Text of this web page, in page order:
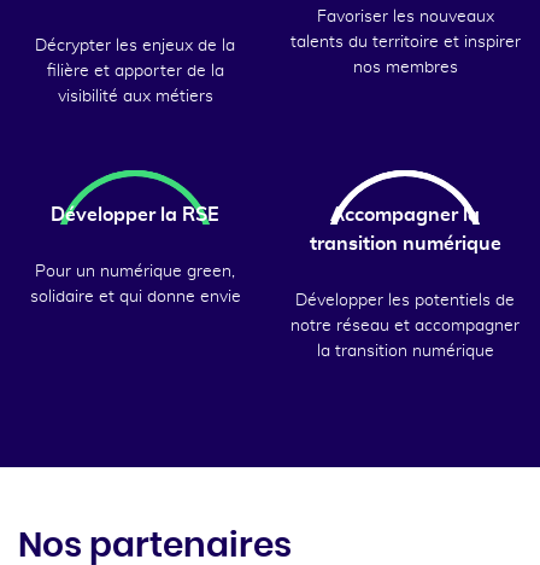
Décrypter les enjeux de la
filière et apporter de la
visibilité aux métiers
Favoriser les nouveaux
talents du territoire et inspirer
nos membres
Développer la RSE
Pour un numérique green,
solidaire et qui donne envie
Accompagner la
transition numérique
Développer les potentiels de
notre réseau et accompagner
la transition numérique
Nos partenaires